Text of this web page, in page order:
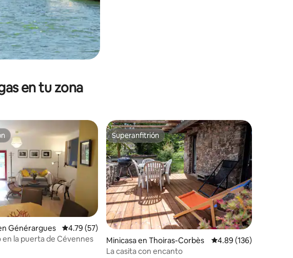
en tu zona
Générargues Calificación promedio: 4.79 de 5; 57 evaluaciones
4.79 (57)
la puerta de Cévennes
Superanfitrión
Superanfitrión
Minicasa en Thoiras-Corbès Calificación promedio:
4.89 (136)
La casita con encanto